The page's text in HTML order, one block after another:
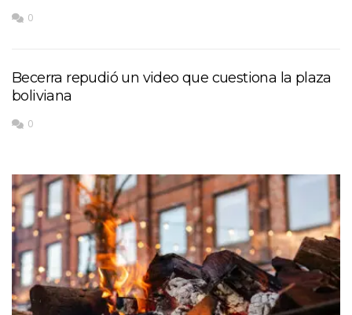
0
Becerra repudió un video que cuestiona la plaza
boliviana
0